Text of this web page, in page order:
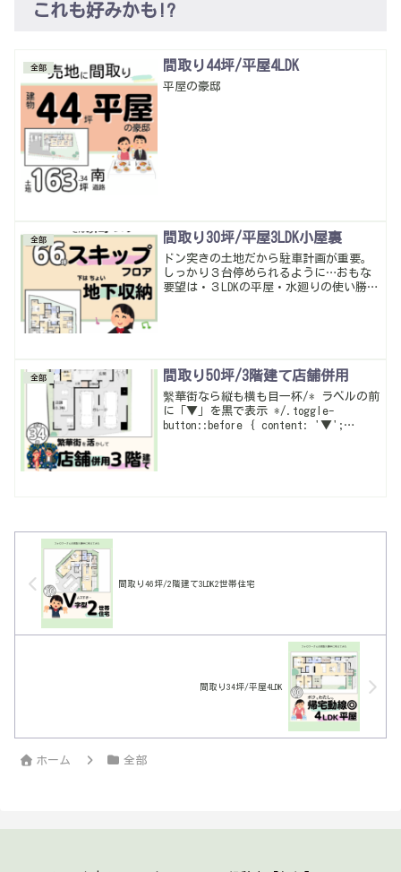
これも好みかも!?
全部 間取り44坪/平屋4LDK
平屋の豪邸
全部 間取り30坪/平屋3LDK小屋裏
ドン突きの土地だから駐車計画が重要。
しっかり３台停められるように…おもな
要望は・３LDKの平屋・水廻りの使い勝手
全部 間取り50坪/3階建て店舗併用
繫華街なら縦も横も目一杯/* ラベルの前
に「▼」を黒で表示 */.toggle-
button::before { content: '▼';
間取り46坪/2階建て3LDK2世帯住宅
間取り34坪/平屋4LDK
ホーム 全部